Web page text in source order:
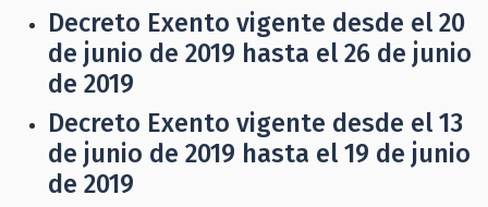
Decreto Exento vigente desde el 20
de junio de 2019 hasta el 26 de junio
de 2019
Decreto Exento vigente desde el 13
de junio de 2019 hasta el 19 de junio
de 2019